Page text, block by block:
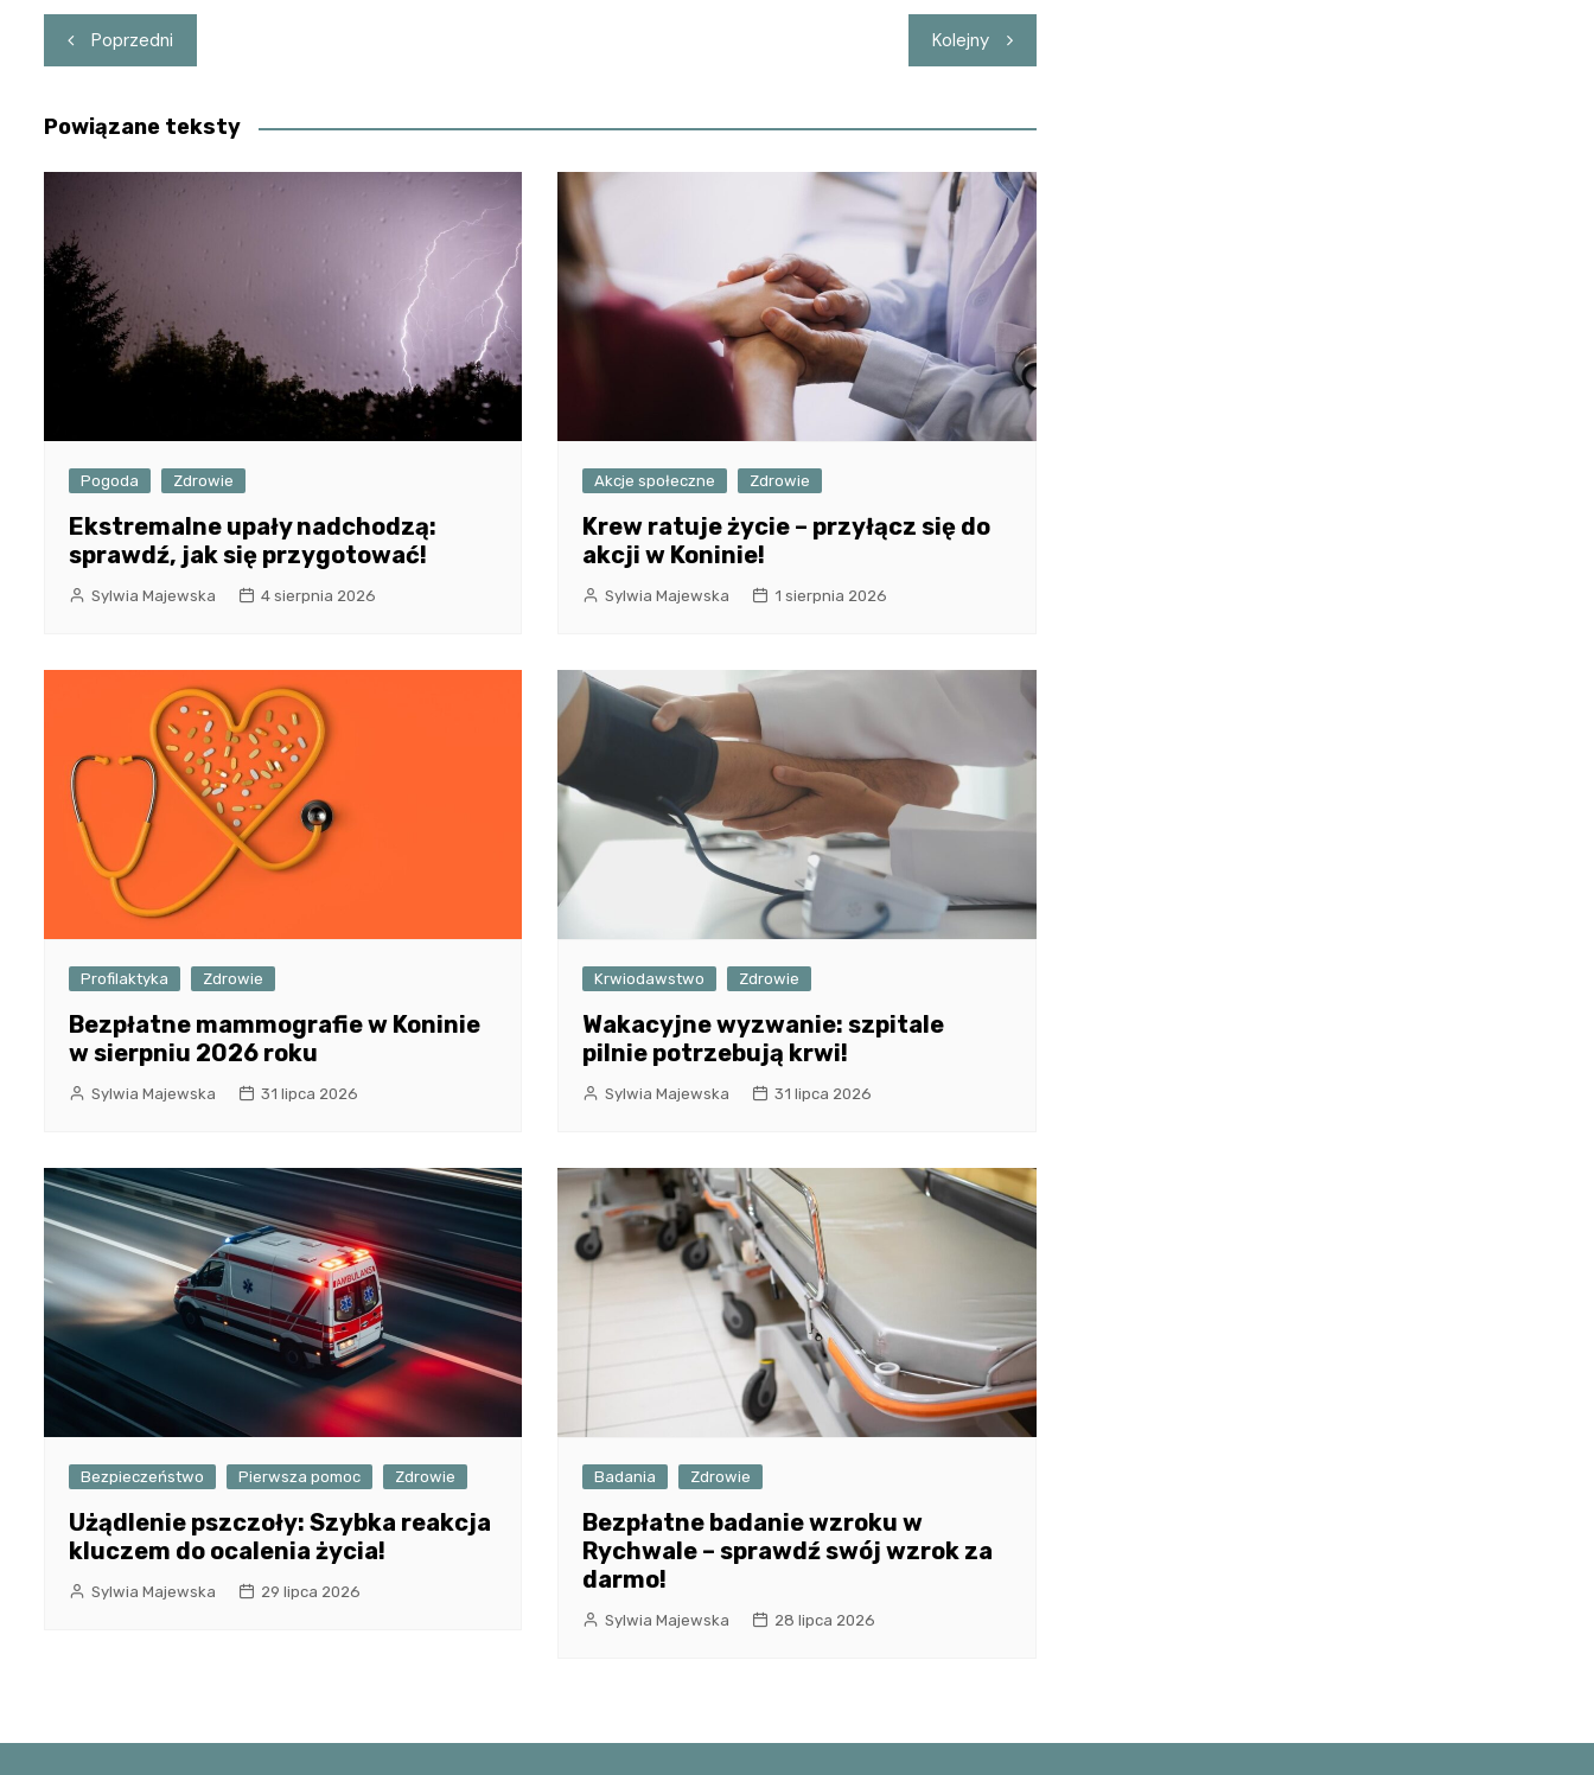
Nawigacja
wpisu
Poprzedni Kolejny
Powiązane teksty
Pogoda Zdrowie
Ekstremalne upały nadchodzą:
sprawdź, jak się przygotować!
Sylwia Majewska 4 sierpnia 2026
Akcje społeczne Zdrowie
Krew ratuje życie – przyłącz się do
akcji w Koninie!
Sylwia Majewska 1 sierpnia 2026
Profilaktyka Zdrowie
Bezpłatne mammografie w Koninie
w sierpniu 2026 roku
Sylwia Majewska 31 lipca 2026
Krwiodawstwo Zdrowie
Wakacyjne wyzwanie: szpitale
pilnie potrzebują krwi!
Sylwia Majewska 31 lipca 2026
Bezpieczeństwo Pierwsza pomoc Zdrowie
Użądlenie pszczoły: Szybka reakcja
kluczem do ocalenia życia!
Sylwia Majewska 29 lipca 2026
Badania Zdrowie
Bezpłatne badanie wzroku w
Rychwale – sprawdź swój wzrok za
darmo!
Sylwia Majewska 28 lipca 2026